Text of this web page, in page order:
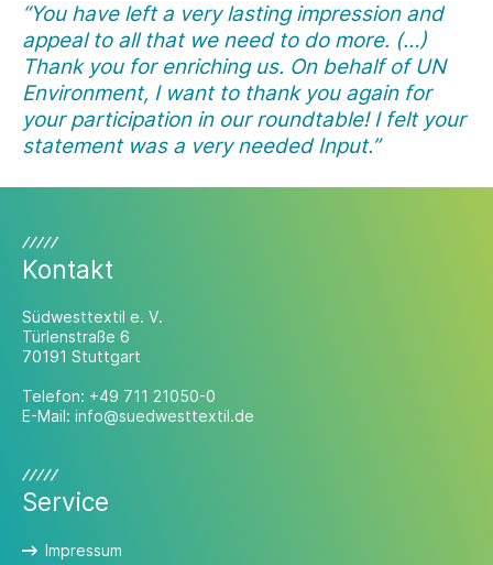
“You have left a very lasting impression and
appeal to all that we need to do more. (…)
Thank you for enriching us. On behalf of UN
Environment, I want to thank you again for
your participation in our roundtable! I felt your
statement was a very needed Input.”
Kontakt
Südwesttextil e. V.
Türlenstraße 6
70191 Stuttgart
Telefon: +49 711 21050-0
E-Mail: info@suedwesttextil.de
Service
Impressum